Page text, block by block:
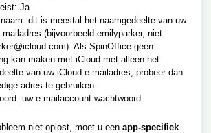
Ja
dit is meestal het naamgedeelte van uw
mailadres (bijvoorbeeld emilyparker, niet
Als SpinOffice geen
kan maken met iCloud met alleen het
van uw iCloud-e-mailadres, probeer dan
adres te gebruiken.
uw e-mailaccount wachtwoord.
niet oplost, moet u een app-specifiek